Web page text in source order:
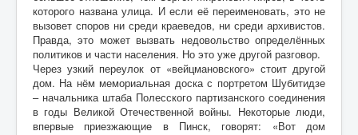
которого названа улица. И если её переименовать, это не
вызовет споров ни среди краеведов, ни среди архивистов.
Правда, это может вызвать недовольство определённых
политиков и части населения. Но это уже другой разговор.
Через узкий переулок от «вейцмановского» стоит другой
дом. На нём мемориальная доска с портретом Шубитидзе
– начальника штаба Полесского партизанского соединения
в годы Великой Отечественной войны. Некоторые люди,
впервые приезжающие в Пинск, говорят: «Вот дом